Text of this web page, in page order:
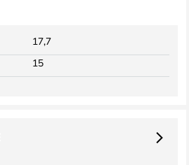
17,7
15